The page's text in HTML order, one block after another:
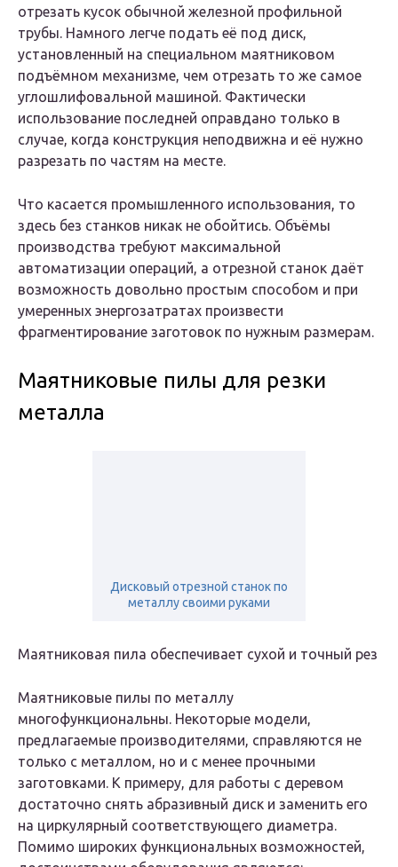
отрезать кусок обычной железной профильной
трубы. Намного легче подать её под диск,
установленный на специальном маятниковом
подъёмном механизме, чем отрезать то же самое
углошлифовальной машиной. Фактически
использование последней оправдано только в
случае, когда конструкция неподвижна и её нужно
разрезать по частям на месте.
Что касается промышленного использования, то
здесь без станков никак не обойтись. Объёмы
производства требуют максимальной
автоматизации операций, а отрезной станок даёт
возможность довольно простым способом и при
умеренных энергозатратах произвести
фрагментирование заготовок по нужным размерам.
Маятниковые пилы для резки
металла
Дисковый отрезной станок по
металлу своими руками
Маятниковая пила обеспечивает сухой и точный рез
Маятниковые пилы по металлу
многофункциональны. Некоторые модели,
предлагаемые производителями, справляются не
только с металлом, но и с менее прочными
заготовками. К примеру, для работы с деревом
достаточно снять абразивный диск и заменить его
на циркулярный соответствующего диаметра.
Помимо широких функциональных возможностей,